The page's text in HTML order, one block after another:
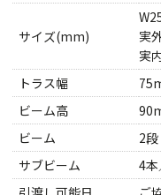
サイズ(mm)
実
実
トラス幅
ビーム高
ビーム
2段
サブビーム
4